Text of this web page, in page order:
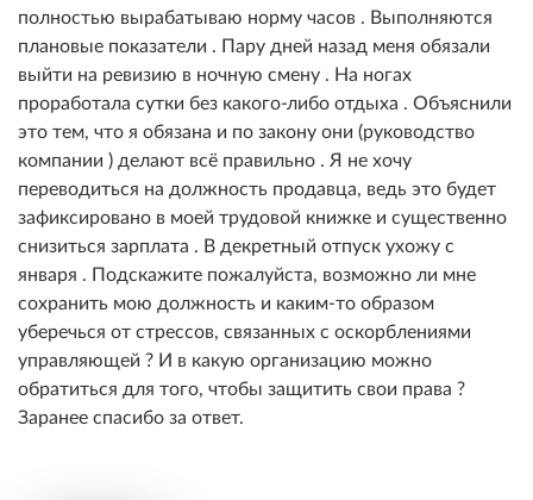
полностью вырабатываю норму часов . Выполняются
плановые показатели . Пару дней назад меня обязали
выйти на ревизию в ночную смену . На ногах
проработала сутки без какого-либо отдыха . Объяснили
это тем, что я обязана и по закону они (руководство
компании ) делают всё правильно . Я не хочу
переводиться на должность продавца, ведь это будет
зафиксировано в моей трудовой книжке и существенно
снизиться зарплата . В декретный отпуск ухожу с
января . Подскажите пожалуйста, возможно ли мне
сохранить мою должность и каким-то образом
уберечься от стрессов, связанных с оскорблениями
управляющей ? И в какую организацию можно
обратиться для того, чтобы защитить свои права ?
Заранее спасибо за ответ.